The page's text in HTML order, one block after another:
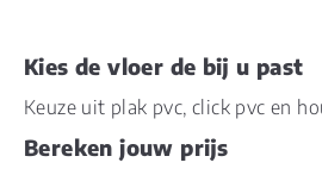
Dikte plank (mm)
V groef 2V
Kies de vloer de bij u past
Keuze uit plak pvc, click pvc en
Bereken jouw prijs